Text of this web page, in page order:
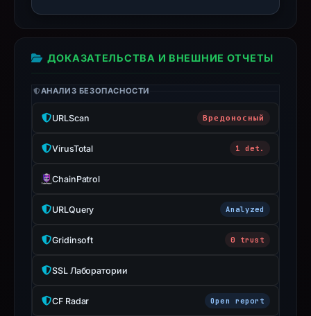
Avoid
interacting
domain;
ДОКАЗАТЕЛЬСТВА И ВНЕШНИЕ ОТЧЕТЫ
АНАЛИЗ БЕЗОПАСНОСТИ
URLScan Вредоносный
VirusTotal 1 det.
ChainPatrol
URLQuery Analyzed
Gridinsoft 0 trust
SSL Лаборатории
CF Radar Open report